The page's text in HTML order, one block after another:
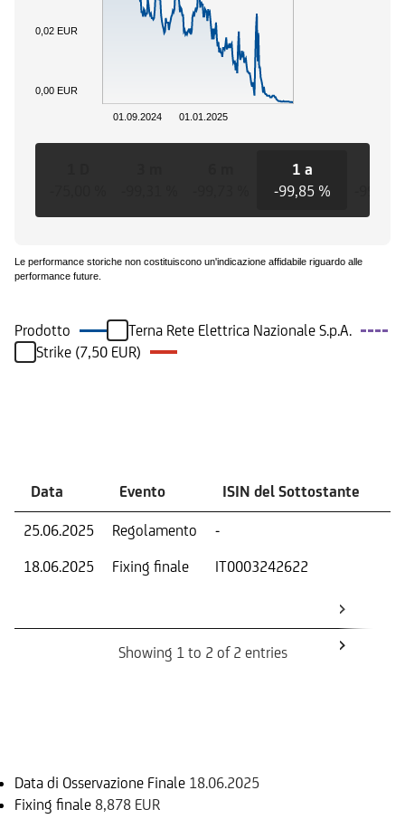
01.09.2024 01.01.2025
0,00 EUR
0,02 EUR
1 a
-99,85 %
Le performance storiche non costituiscono un'indicazione affidabile riguardo alle
performance future.
Prodotto
Terna Rete Elettrica Nazionale S.p.A.
Strike (7,50 EUR)
Data Evento ISIN del Sottostante
25.06.2025 Regolamento -
18.06.2025
Fixing finale IT0003242622
Showing 1 to 2 of 2 entries
Data di Osservazione Finale 18.06.2025
Fixing finale 8,878 EUR